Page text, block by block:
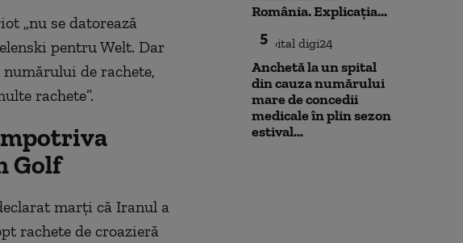
„nu se datorează
pentru Welt. Dar
de rachete,
rachete”.
Golf
marți că Iranul a
rachete de croazieră
România. Explicația...
5
Anchetă la un spital
din cauza numărului
mare de concedii
medicale în plin sezon
estival...